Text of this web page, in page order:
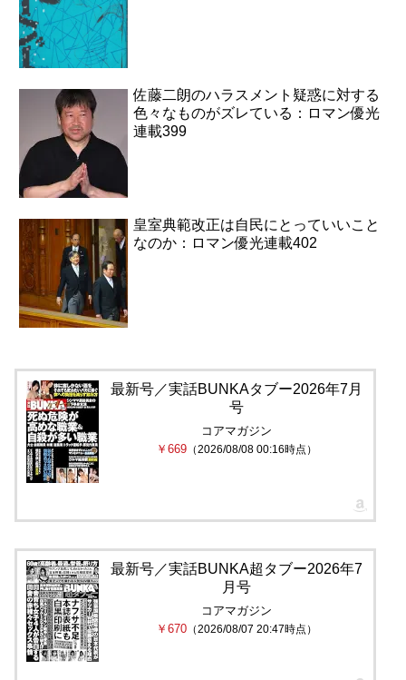
佐藤二朗のハラスメント疑惑に対する
色々なものがズレている：ロマン優光
連載399
皇室典範改正は自民にとっていいこと
なのか：ロマン優光連載402
最新号／実話BUNKAタブー2026年7月
号
コアマガジン
￥669 （2026/08/08 00:16時点）
最新号／実話BUNKA超タブー2026年7
月号
コアマガジン
￥670 （2026/08/07 20:47時点）